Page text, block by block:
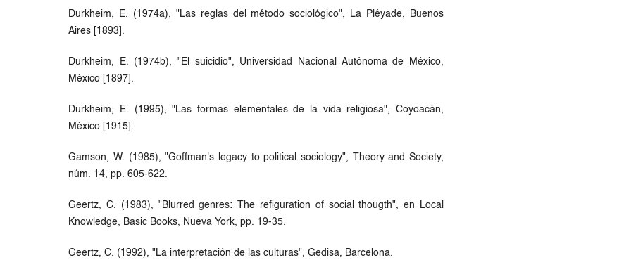
Durkheim, E. (1974a), "Las reglas del método sociológico", La Pléyade, Buenos
Aires [1893].
Durkheim, E. (1974b), "El suicidio", Universidad Nacional Autónoma de México,
México [1897].
Durkheim, E. (1995), "Las formas elementales de la vida religiosa", Coyoacán,
México [1915].
Gamson, W. (1985), "Goffman's legacy to political sociology", Theory and Society,
núm. 14, pp. 605-622.
Geertz, C. (1983), "Blurred genres: The refiguration of social thougth", en Local
Knowledge, Basic Books, Nueva York, pp. 19-35.
Geertz, C. (1992), "La interpretación de las culturas", Gedisa, Barcelona.